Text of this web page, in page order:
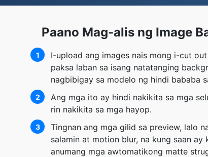
Paano Mag-alis ng Image
1
I-upload ang images nais mong i-cut
paksa laban sa isang natatanging
nagbibigay sa modelo ng hindi bababa
2
Ang mga ito ay hindi nakikita sa mga
rin nakikita sa mga hayop.
3
Tingnan ang mga gilid sa preview, lalo
salamin at motion blur, na kung saan ay
anumang mga awtomatikong matte